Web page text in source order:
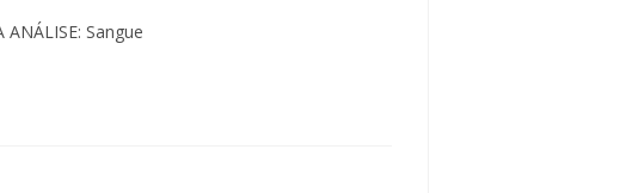
ANÁLISE: Sangue